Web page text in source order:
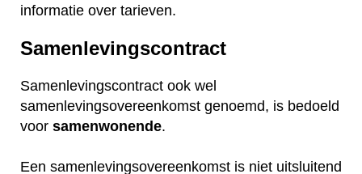
informatie over tarieven.
Samenlevingscontract
Samenlevingscontract ook wel
samenlevingsovereenkomst genoemd, is bedoeld
voor samenwonende.
Een samenlevingsovereenkomst is niet uitsluitend